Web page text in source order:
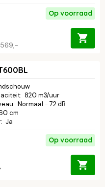
Op voorraad
569,-
: 820 m3/uur
: Normaal - 72 dB
cm
: Ja
Op voorraad